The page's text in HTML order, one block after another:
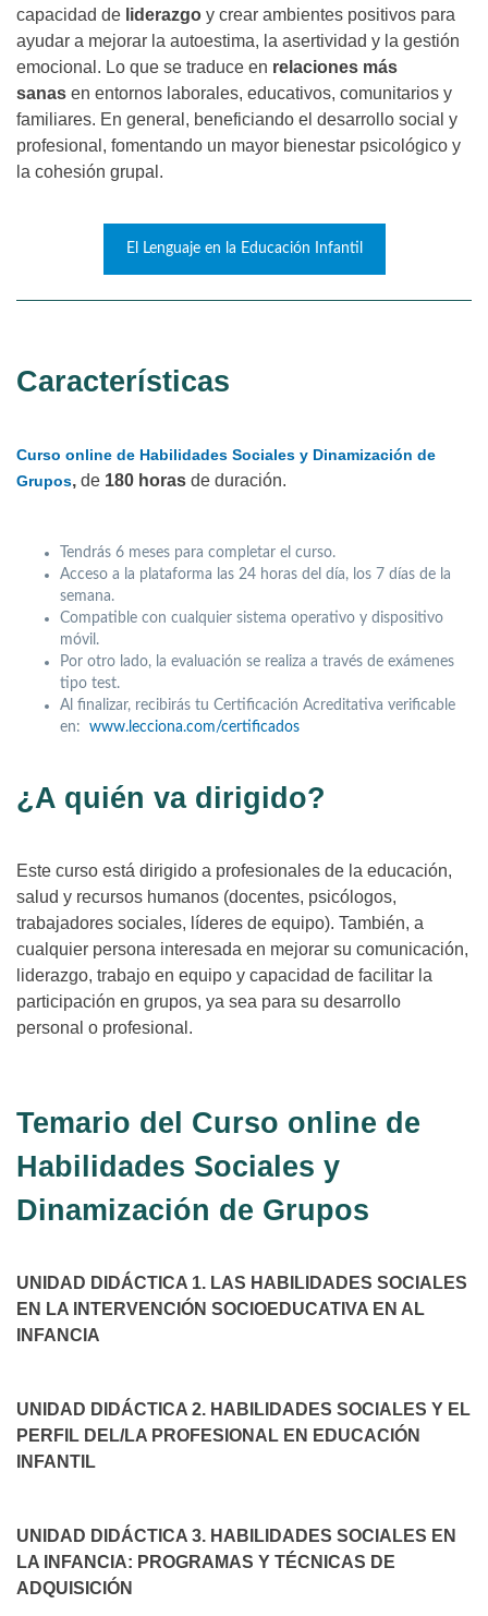
capacidad de liderazgo y crear ambientes positivos para
ayudar a mejorar la autoestima, la asertividad y la gestión
emocional. Lo que se traduce en relaciones más
sanas en entornos laborales, educativos, comunitarios y
familiares. En general, beneficiando el desarrollo social y
profesional, fomentando un mayor bienestar psicológico y
la cohesión grupal.
El Lenguaje en la Educación Infantil
Características
Curso online de Habilidades Sociales y Dinamización de
Grupos, de 180 horas de duración.
Tendrás 6 meses para completar el curso.
Acceso a la plataforma las 24 horas del día, los 7 días de la
semana.
Compatible con cualquier sistema operativo y dispositivo
móvil.
Por otro lado, la evaluación se realiza a través de exámenes
tipo test.
Al finalizar, recibirás tu Certificación Acreditativa verificable
en: www.lecciona.com/certificados
¿A quién va dirigido?
Este curso está dirigido a profesionales de la educación,
salud y recursos humanos (docentes, psicólogos,
trabajadores sociales, líderes de equipo). También, a
cualquier persona interesada en mejorar su comunicación,
liderazgo, trabajo en equipo y capacidad de facilitar la
participación en grupos, ya sea para su desarrollo
personal o profesional.
Temario del Curso online de
Habilidades Sociales y
Dinamización de Grupos
UNIDAD DIDÁCTICA 1. LAS HABILIDADES SOCIALES
EN LA INTERVENCIÓN SOCIOEDUCATIVA EN AL
INFANCIA
UNIDAD DIDÁCTICA 2. HABILIDADES SOCIALES Y EL
PERFIL DEL/LA PROFESIONAL EN EDUCACIÓN
INFANTIL
UNIDAD DIDÁCTICA 3. HABILIDADES SOCIALES EN
LA INFANCIA: PROGRAMAS Y TÉCNICAS DE
ADQUISICIÓN